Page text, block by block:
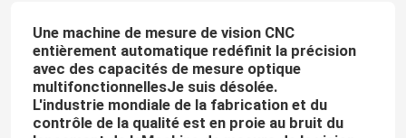
Une machine de mesure de vision CNC
entièrement automatique redéfinit la précision
avec des capacités de mesure optique
multifonctionnellesJe suis désolée.
L'industrie mondiale de la fabrication et du
contrôle de la qualité est en proie au bruit du